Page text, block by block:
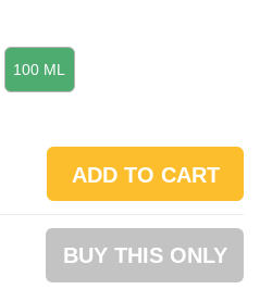
100 ML
ADD TO CART
BUY THIS ONLY